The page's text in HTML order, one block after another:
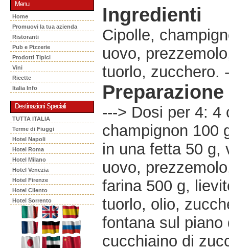
Menu
Home
Promuovi la tua azienda
Ristoranti
Pub e Pizzerie
Prodotti Tipici
Vini
Ricette
Italia Info
Destinazioni Speciali
TUTTA ITALIA
Terme di Fiuggi
Hotel Napoli
Hotel Roma
Hotel Milano
Hotel Venezia
Hotel Firenze
Hotel Cilento
Hotel Sorrento
Ingredienti
Cipolle,
uovo,
tuorlo, zucchero.
Preparazione
---> Dosi per 4: 4
champignon 100
in una fetta 50 g,
uovo,
farina 500 g,
tuorlo, olio,
fontana sul
cucchiaino di